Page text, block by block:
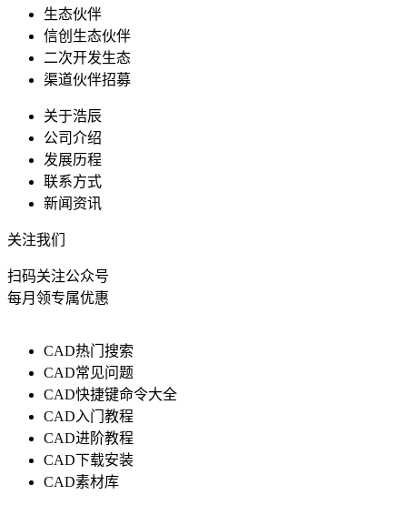
生态伙伴
信创生态伙伴
二次开发生态
渠道伙伴招募
关于浩辰
公司介绍
发展历程
联系方式
新闻资讯
关注我们
扫码关注公众号
每月领专属优惠
CAD热门搜索
CAD常见问题
CAD快捷键命令大全
CAD入门教程
CAD进阶教程
CAD下载安装
CAD素材库